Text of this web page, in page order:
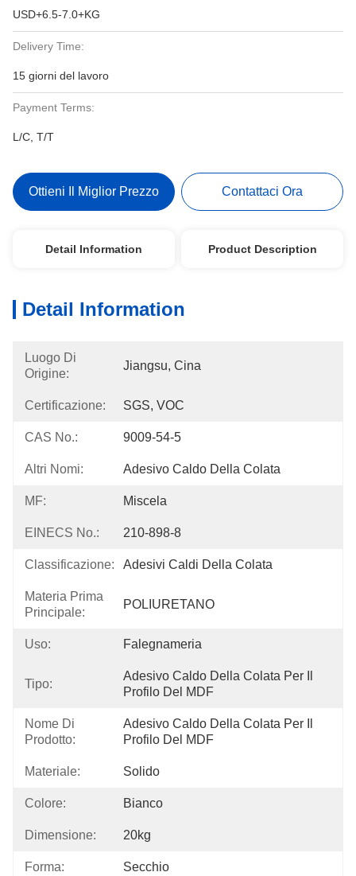
USD+6.5-7.0+KG
Delivery Time:
15 giorni del lavoro
Payment Terms:
L/C, T/T
Ottieni Il Miglior Prezzo Contattaci Ora
Detail Information Product Description
Detail Information
Luogo Di
Origine:
Jiangsu, Cina
Certificazione: SGS, VOC
CAS No.: 9009-54-5
Altri Nomi: Adesivo Caldo Della Colata
MF: Miscela
EINECS No.: 210-898-8
Classificazione: Adesivi Caldi Della Colata
Materia Prima
Principale:
POLIURETANO
Uso: Falegnameria
Tipo:
Adesivo Caldo Della Colata Per Il
Profilo Del MDF
Nome Di
Prodotto:
Adesivo Caldo Della Colata Per Il
Profilo Del MDF
Materiale: Solido
Colore: Bianco
Dimensione: 20kg
Forma: Secchio